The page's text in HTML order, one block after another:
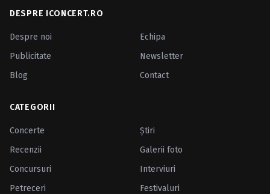
DESPRE ICONCERT.RO
Despre noi
Echipa
Publicitate
Newsletter
Blog
Contact
CATEGORII
Concerte
Ştiri
Recenzii
Galerii foto
Concursuri
Interviuri
Petreceri
Festivaluri